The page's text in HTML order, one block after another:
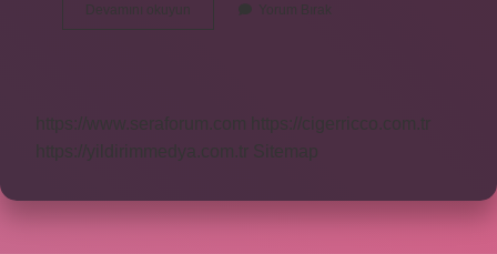
Devamını okuyun
Kardeşlerim
4
Yorum Bırak
https://www.seraforum.com
https://cigerricco.com.tr
https://yildirimmedya.com.tr
Sitemap